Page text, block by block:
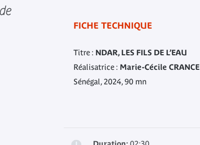
FICHE TECHNIQUE
Titre : NDAR, LES FILS DE L’EAU
Réalisatrice : Marie-Cécile CRANCE
Sénégal, 2024, 90 mn